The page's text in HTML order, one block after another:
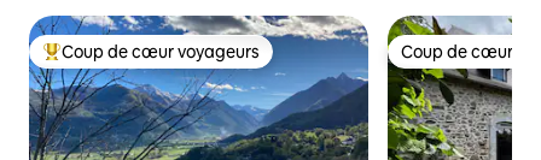
Coup de cœur voyageurs parmi les plus aimés
Coup de cœur voyageurs Coup de cœur
Coup de cœur